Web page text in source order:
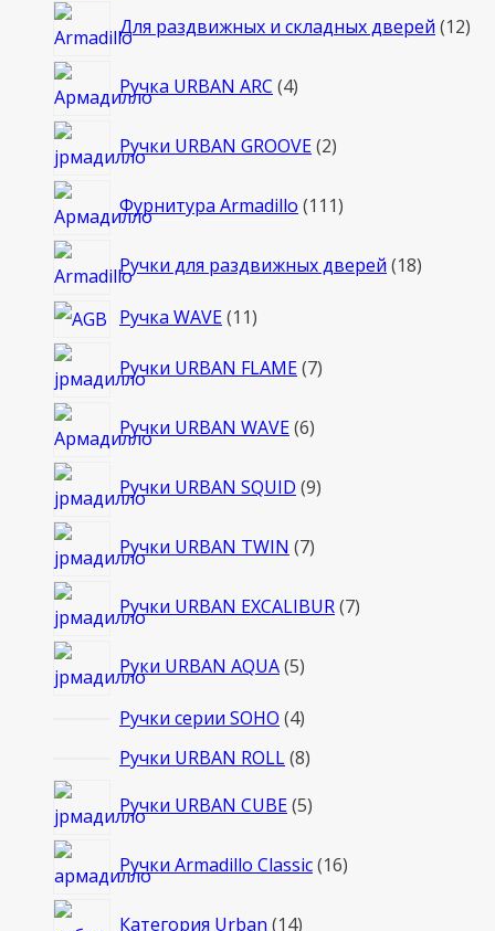
Для раздвижных и складных дверей 1212
Ручка URBAN ARC 44
Ручки URBAN GROOVE 22
Фурнитура Armadillo 111111
Ручки для раздвижных дверей 1818
Ручка WAVE 1111
Ручки URBAN FLAME 77
Ручки URBAN WAVE 66
Ручки URBAN SQUID 99
Ручки URBAN TWIN 77
Ручки URBAN EXCALIBUR 77
Руки URBAN AQUA 55
Ручки серии SOHO 44
товара
Ручки URBAN ROLL 88
Ручки URBAN CUBE 55
Ручки Armadillo Classic 1616
Категория Urban 1414